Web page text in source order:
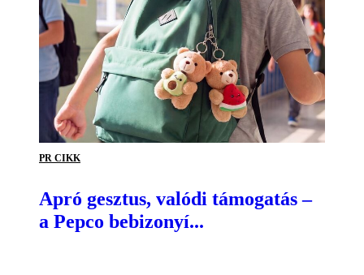
PR CIKK
Apró gesztus, valódi támogatás –
a Pepco bebizonyí...